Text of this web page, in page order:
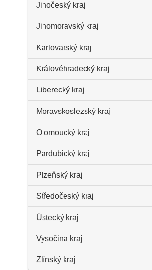
Jihočeský kraj
Jihomoravský kraj
Karlovarský kraj
Královéhradecký kraj
Liberecký kraj
Moravskoslezský kraj
Olomoucký kraj
Pardubický kraj
Plzeňský kraj
Středočeský kraj
Ústecký kraj
Vysočina kraj
Zlínský kraj